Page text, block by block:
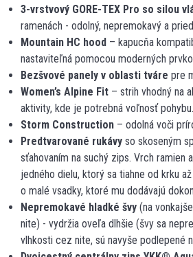
3-vrstvový GORE-TEX Pro so silou
ramenách - odolný, nepremokavý a
Mountain HC hood – kapucňa
nastaviteľná pomocou moderných
Bezšvové panely v oblasti tváre pre
Women’s Alpine Fit – strih vhodný na
aktivity, kde je potrebná voľnosť pohybu.
Storm Construction – odolná voči
Predtvarované rukávy so skoseným
sťahovaním na suchý zips. Vrch ramien
jedného dielu, ktorý sa tiahne od krku
o malé vsadky, ktoré mu dodávajú
Nepremokavé hladké švy (na
nite) - vydržia oveľa dlhšie (švy sa
vlhkosti cez nite, sú navyše podlepené